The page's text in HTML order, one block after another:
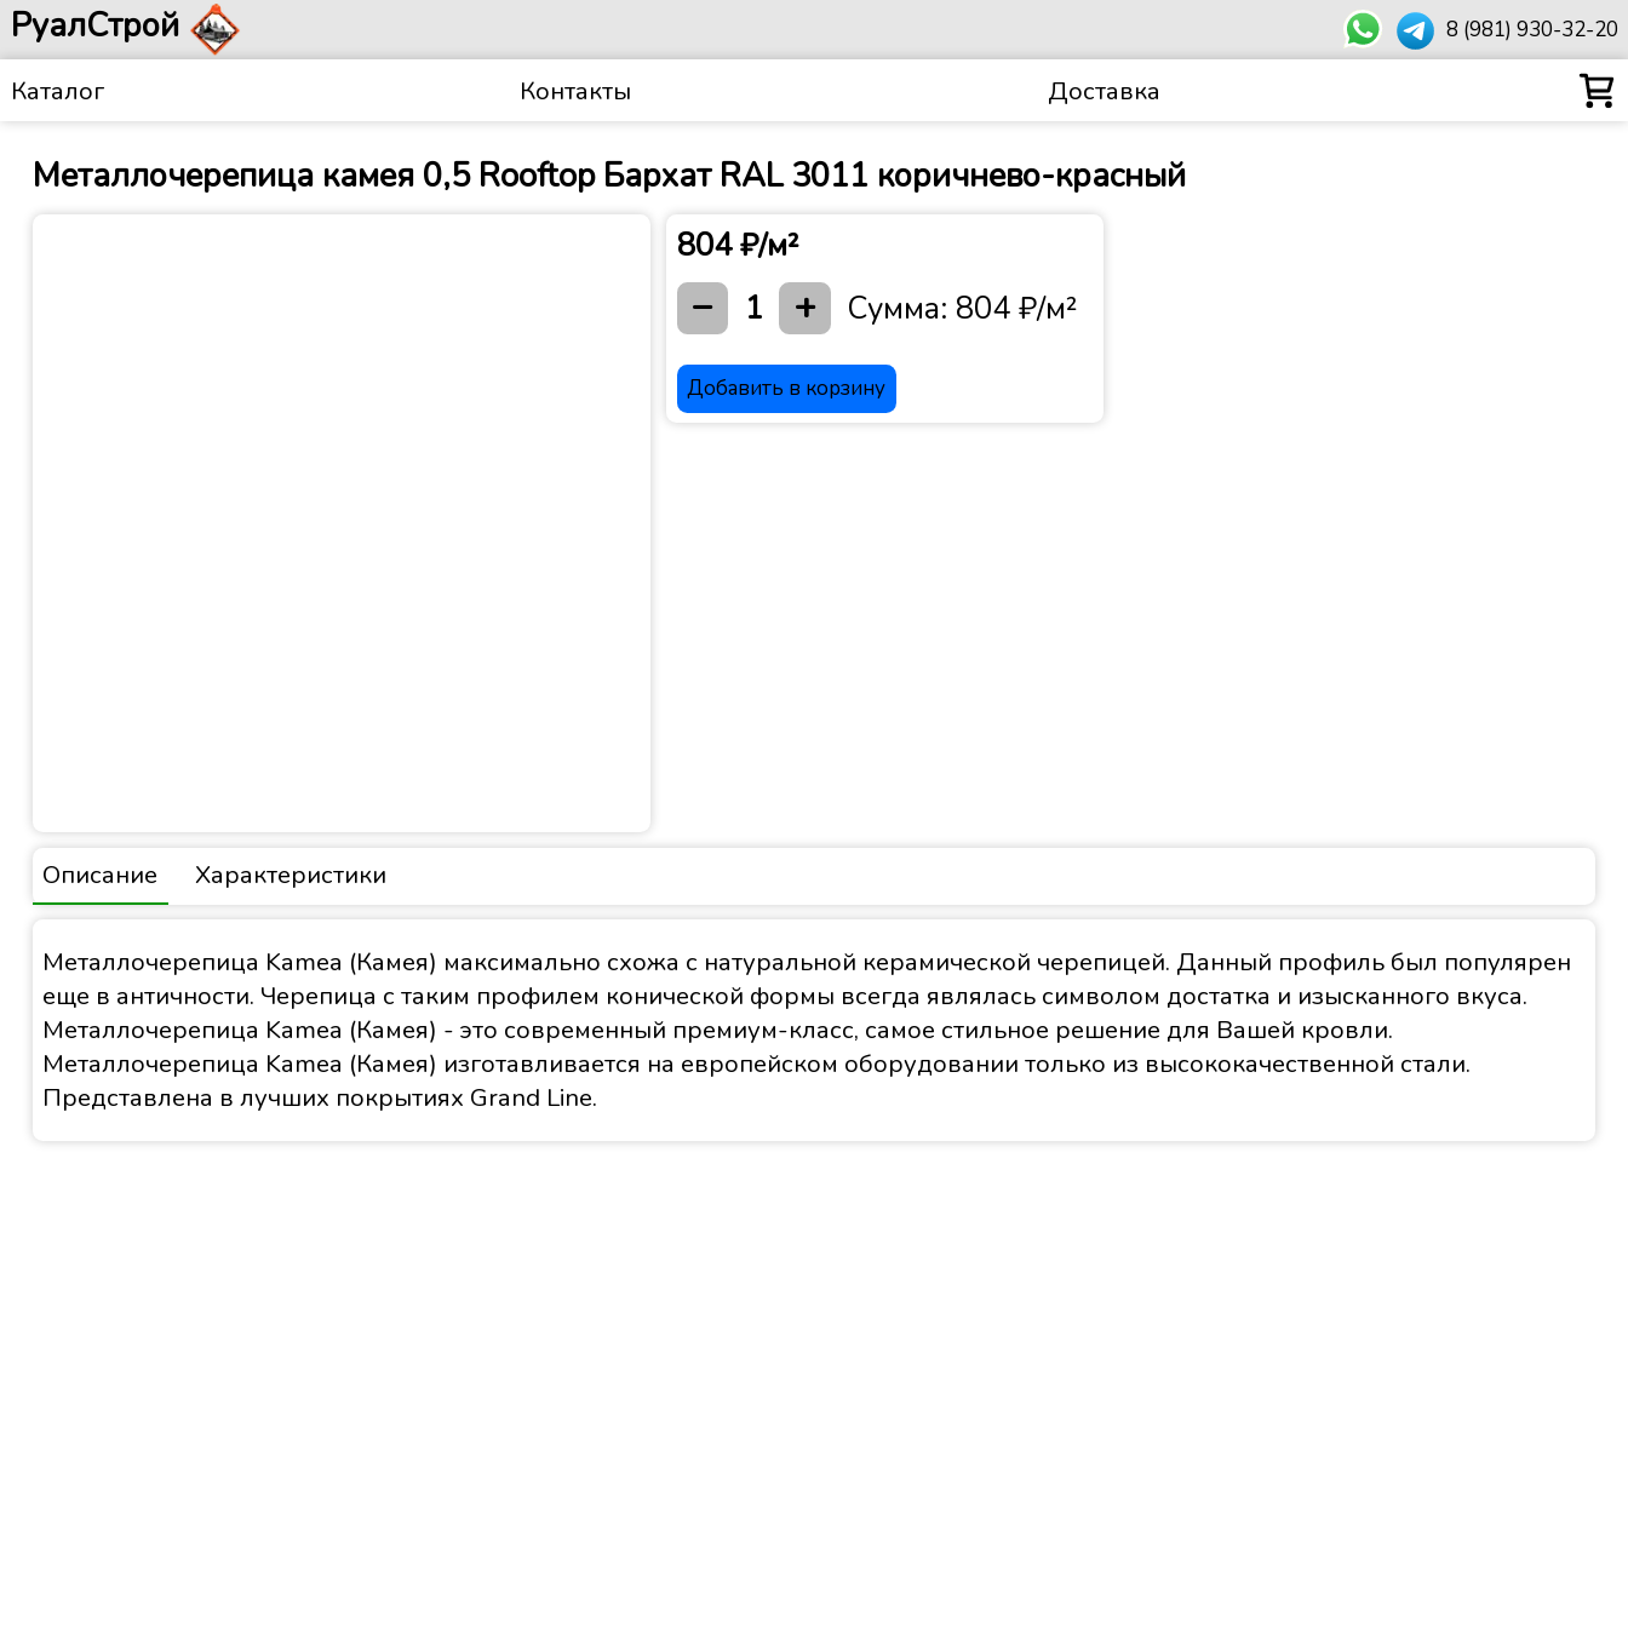
РуалСтрой 8 (981) 930-32-20
Каталог Контакты Доставка
Металлочерепица камея 0,5 Rooftop Бархат RAL 3011 коричнево-красный
804 ₽/м²
− 1 + Сумма: 804 ₽/м²
Добавить в корзину
Описание Характеристики
Металлочерепица Kamea (Камея) максимально схожа с натуральной керамической черепицей. Данный профиль был популярен
еще в античности. Черепица с таким профилем конической формы всегда являлась символом достатка и изысканного вкуса.
Металлочерепица Kamea (Камея) - это современный премиум-класс, самое стильное решение для Вашей кровли.
Металлочерепица Kamea (Камея) изготавливается на европейском оборудовании только из высококачественной стали.
Представлена в лучших покрытиях Grand Line.